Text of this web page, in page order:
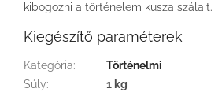
kibogozni a történelem kusza szálait.
Kiegészítő paraméterek
Kategória:
Történelmi
Súly:
1 kg